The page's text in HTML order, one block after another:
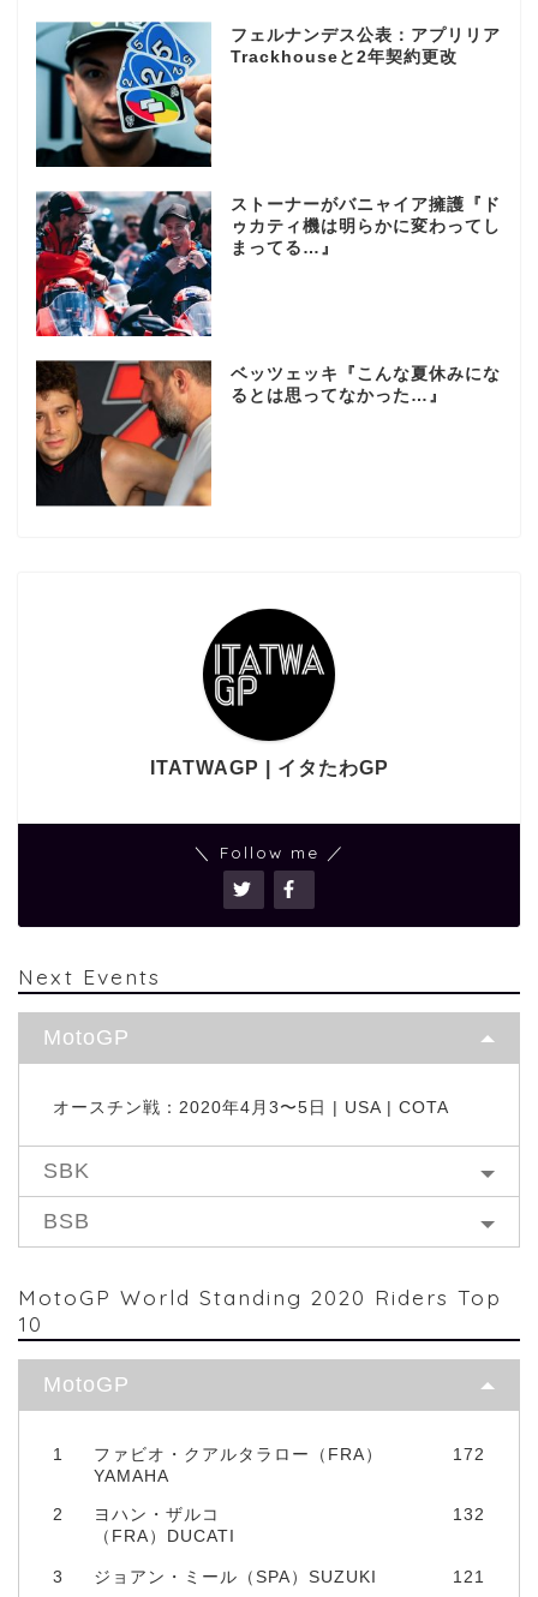
フェルナンデス公表：アプリリア
Trackhouseと2年契約更改
ストーナーがバニャイア擁護『ド
ゥカティ機は明らかに変わってし
まってる…』
ベッツェッキ『こんな夏休みにな
るとは思ってなかった…』
ITATWAGP | イタたわGP
＼ Follow me ／
Next Events
MotoGP
オースチン戦：2020年4月3〜5日 | USA | COTA
SBK
BSB
MotoGP World Standing 2020 Riders Top
10
MotoGP
1
ファビオ・クアルタラロー（FRA）
YAMAHA
172
2
ヨハン・ザルコ
（FRA）DUCATI
132
3 ジョアン・ミール（SPA）SUZUKI 121